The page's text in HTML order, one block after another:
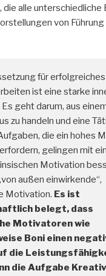
alle unterschiedliche
von Führung
für erfolgreiches
ist eine starke
geht darum, aus
zu handeln und eine
die ein hohes
gelingen mit
Motivation
außen einwirkende“,
Motivation. Es ist
belegt, dass
Motivatoren wie
Boni einen
die
die Aufgabe